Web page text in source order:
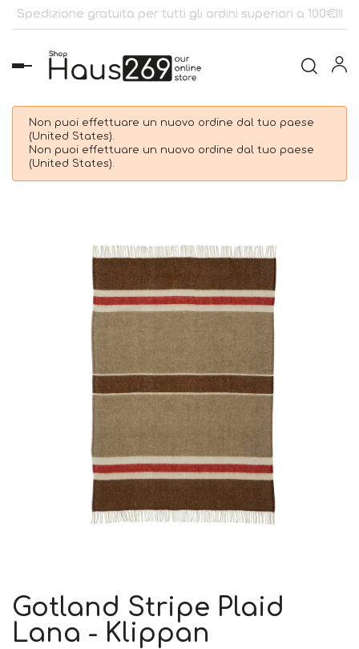
Spedizione gratuita per tutti gli ordini superiori a 100€!!!
navigazione
Non puoi effettuare un nuovo ordine dal tuo paese
(United States).
Non puoi effettuare un nuovo ordine dal tuo paese
(United States).
Gotland Stripe Plaid
Lana - Klippan